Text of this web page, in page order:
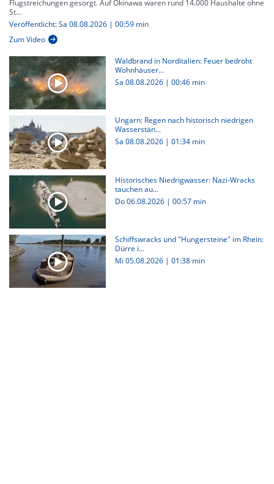
Flugstreichungen gesorgt. Auf Okinawa waren rund 14.000 Haushalte ohne
St...
Veröffentlicht: Sa 08.08.2026 | 00:59 min
Zum Video
Waldbrand in Norditalien: Feuer bedroht
Wohnhäuser...
Sa 08.08.2026 | 00:46 min
Ungarn: Regen nach historisch niedrigen
Wasserstän...
Sa 08.08.2026 | 01:34 min
Historisches Niedrigwasser: Nazi-Wracks
tauchen au...
Do 06.08.2026 | 00:57 min
Schiffswracks und "Hungersteine" im Rhein:
Dürre i...
Mi 05.08.2026 | 01:38 min